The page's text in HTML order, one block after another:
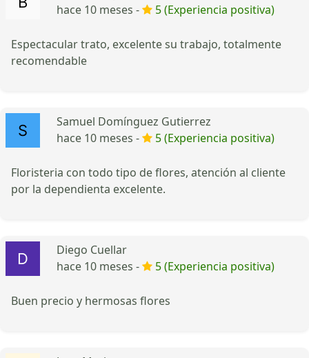
hace 10 meses -
5 (Experiencia positiva)
Espectacular trato, excelente su trabajo, totalmente
recomendable
Samuel Domínguez Gutierrez
hace 10 meses -
5 (Experiencia positiva)
Floristeria con todo tipo de flores, atención al cliente
por la dependienta excelente.
Diego Cuellar
hace 10 meses -
5 (Experiencia positiva)
Buen precio y hermosas flores